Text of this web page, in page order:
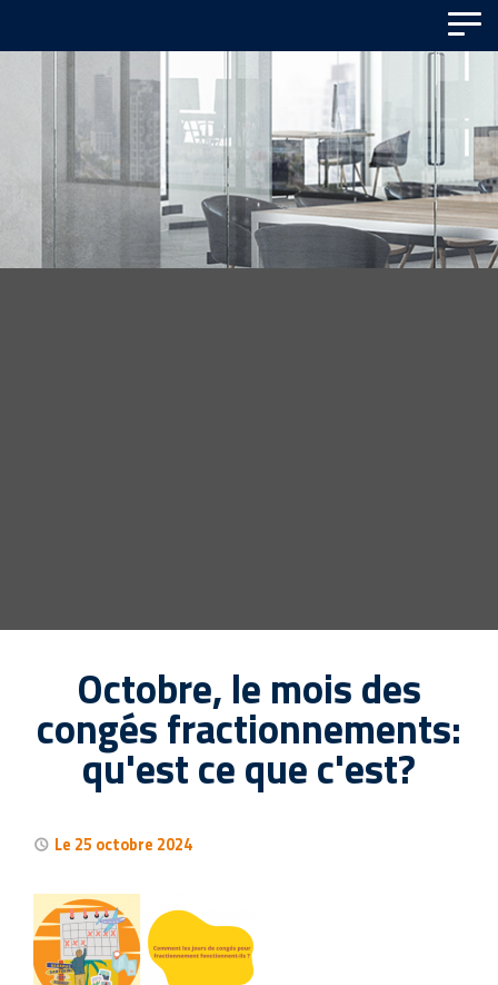
Octobre, le mois des
congés fractionnements:
qu'est ce que c'est?
Le 25 octobre 2024